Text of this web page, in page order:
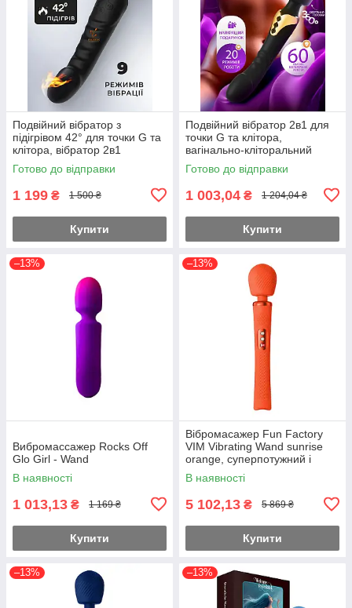
Подвійний вібратор з
підігрівом 42° для точки G та
клітора, вібратор 2в1
потужний вагінально-
кліторальний, секс іграшка
Готово до відправки
1 199 ₴ 1 500 ₴
Купити
Подвійний вібратор 2в1 для
точки G та клітора,
вагінально-кліторальний
стимулятор потужний
силіконовий
Готово до відправки
1 003,04 ₴ 1 204,04 ₴
Купити
–13%
Вибромассажер Rocks Off
Glo Girl - Wand
В наявності
1 013,13 ₴ 1 169 ₴
Купити
–13%
Вібромасажер Fun Factory
VIM Vibrating Wand sunrise
orange, суперпотужний і
легкий, до 6 годин роботи
В наявності
5 102,13 ₴ 5 869 ₴
Купити
–13% –13%